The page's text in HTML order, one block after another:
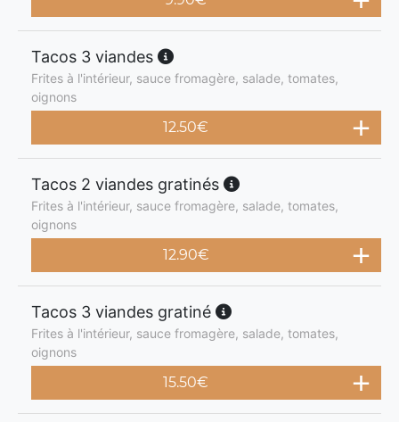
Tacos 3 viandes
Frites à l'intérieur, sauce fromagère, salade, tomates,
oignons
12.50€
Tacos 2 viandes gratinés
Frites à l'intérieur, sauce fromagère, salade, tomates,
oignons
12.90€
Tacos 3 viandes gratiné
Frites à l'intérieur, sauce fromagère, salade, tomates,
oignons
15.50€